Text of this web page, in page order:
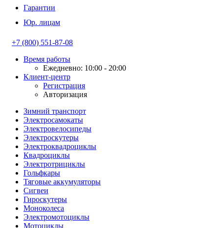
Гарантии
Юр. лицам
+7 (800) 551-87-08
Время работы
Ежедневно: 10:00 - 20:00
Клиент-центр
Регистрация
Авторизация
Зимний транспорт
Электросамокаты
Электровелосипеды
Электроскутеры
Электроквадроциклы
Квадроциклы
Электротрициклы
Гольфкары
Тяговые аккумуляторы
Сигвеи
Гироскутеры
Моноколеса
Электромотоциклы
Мотоциклы